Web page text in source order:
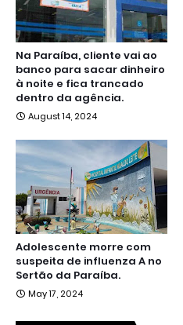
Na Paraíba, cliente vai ao
banco para sacar dinheiro
à noite e fica trancado
dentro da agência.
August 14, 2024
Adolescente morre com
suspeita de influenza A no
Sertão da Paraíba.
May 17, 2024